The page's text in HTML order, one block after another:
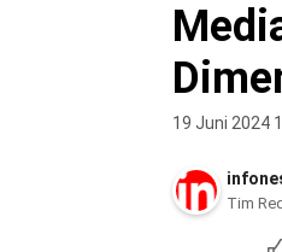
19 Juni 2024
Tim